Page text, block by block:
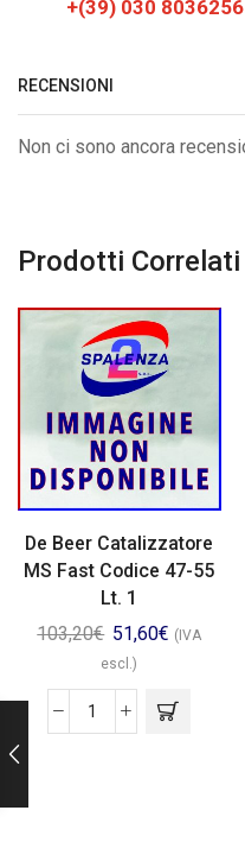
+(39) 030 8036256
RECENSIONI
Non ci sono ancora
Prodotti Correlati
De Beer Catalizzatore
MS Fast Codice 47-55
Lt. 1
103,20€ 51,60€ (IVA
escl.)